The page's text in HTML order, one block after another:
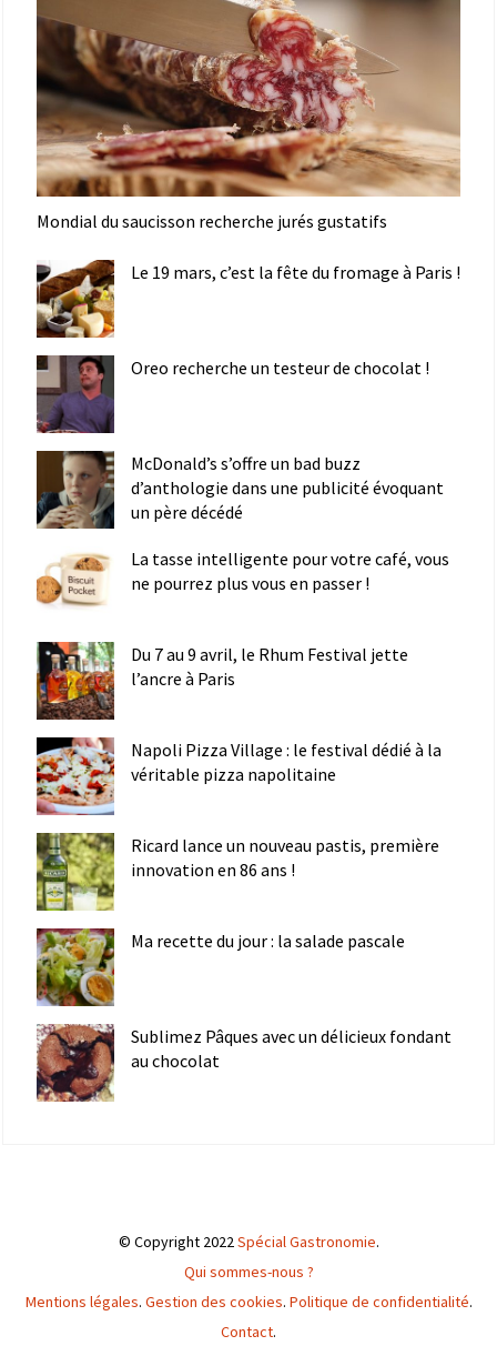
Mondial du saucisson recherche jurés gustatifs
Le 19 mars, c’est la fête du fromage à Paris !
Oreo recherche un testeur de chocolat !
McDonald’s s’offre un bad buzz
d’anthologie dans une publicité évoquant
un père décédé
La tasse intelligente pour votre café, vous
ne pourrez plus vous en passer !
Du 7 au 9 avril, le Rhum Festival jette
l’ancre à Paris
Napoli Pizza Village : le festival dédié à la
véritable pizza napolitaine
Ricard lance un nouveau pastis, première
innovation en 86 ans !
Ma recette du jour : la salade pascale
Sublimez Pâques avec un délicieux fondant
au chocolat
© Copyright 2022Spécial Gastronomie.
Qui sommes-nous ?
Mentions légales. Gestion des cookies. Politique de confidentialité.
Contact.